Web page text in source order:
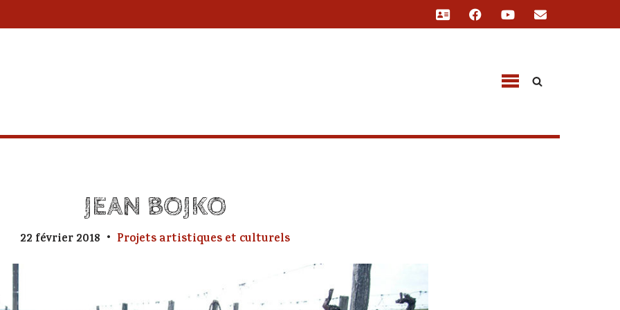
JEAN BOJKO
22 février 2018 Projets artistiques et culturels